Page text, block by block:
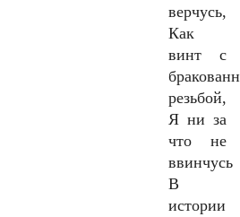
верчусь,
Как
винт с
резьбой,
Я ни за
что не
ввинчусь
В
истории